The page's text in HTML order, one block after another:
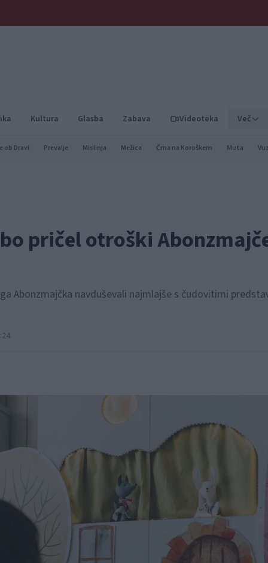
Kultura Glasba Zabava Videoteka Več
ob Dravi Prevalje Mislinja Mežica Črna na Koroškem Muta
pričel otroški
Abonzmajčka navduševali najmlajše s čudovitimi